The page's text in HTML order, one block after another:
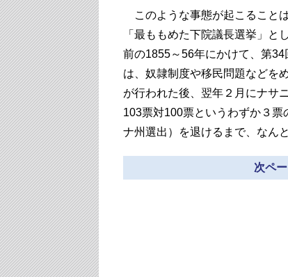
このような事態が起こること
「最ももめた下院議長選挙」と
前の1855～56年にかけて、第
は、奴隷制度や移民問題などを
が行われた後、翌年２月にナサ
103票対100票というわずか３
ナ州選出）を退けるまで、なん
次ペ